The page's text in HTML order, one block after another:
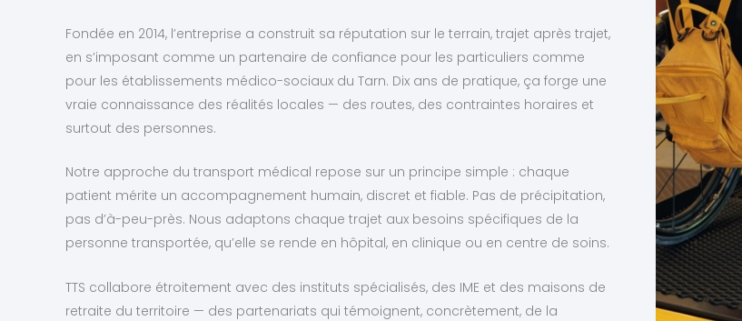
Fondée en 2014, l’entreprise a construit sa réputation sur le terrain, trajet après trajet,
en s’imposant comme un partenaire de confiance pour les particuliers comme
pour les établissements médico-sociaux du Tarn. Dix ans de pratique, ça forge une
vraie connaissance des réalités locales — des routes, des contraintes horaires et
surtout des personnes.
Notre approche du transport médical repose sur un principe simple : chaque
patient mérite un accompagnement humain, discret et fiable. Pas de précipitation,
pas d’à-peu-près. Nous adaptons chaque trajet aux besoins spécifiques de la
personne transportée, qu’elle se rende en hôpital, en clinique ou en centre de soins.
TTS collabore étroitement avec des instituts spécialisés, des IME et des maisons de
retraite du territoire — des partenariats qui témoignent, concrètement, de la